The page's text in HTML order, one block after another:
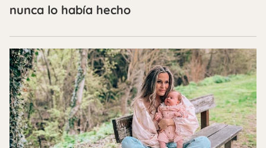
nunca lo había hecho